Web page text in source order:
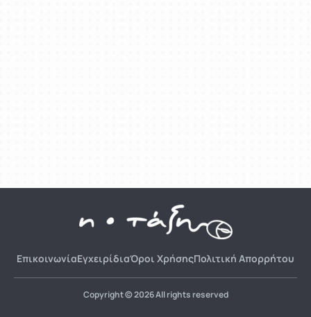
ΕπικοινωνίαΕγχειρίδιαΌροι ΧρήσηςΠολιτική Απορρήτου
Copyright © 2026 All rights reserved